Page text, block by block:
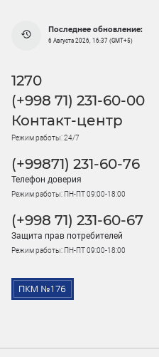
Последнее обновление:
6 Августа 2026, 16:37 (GMT+5)
1270
(+998 71) 231-60-00
Контакт-центр
Режим работы: 24/7
(+99871) 231-60-76
Телефон доверия
Режим работы: ПН-ПТ 09:00-18:00
(+998 71) 231-60-67
Защита прав потребителей
Режим работы: ПН-ПТ 09:00-18:00